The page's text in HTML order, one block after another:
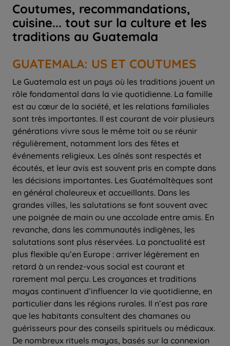
Coutumes, recommandations,
cuisine... tout sur la culture et les
traditions au Guatemala
GUATEMALA: US ET COUTUMES
Le Guatemala est un pays où les traditions jouent un
rôle fondamental dans la vie quotidienne. La famille
est au cœur de la société, et les relations familiales
sont très importantes. Il est courant de voir plusieurs
générations vivre sous le même toit ou se réunir
régulièrement, notamment lors des fêtes et
événements religieux. Les aînés sont respectés et
écoutés, et leur avis est souvent pris en compte dans
les décisions importantes. Les Guatémaltèques sont
en général chaleureux et accueillants. Dans les
grandes villes, les salutations se font souvent avec
une poignée de main ou une accolade entre amis. En
revanche, dans les communautés indigènes, les
salutations sont plus réservées. La ponctualité est
plus flexible qu’en Europe : arriver légèrement en
retard à un rendez-vous social est courant et
rarement mal perçu. Les croyances et traditions
mayas continuent d’influencer la vie quotidienne, en
particulier dans les régions rurales. Il n’est pas rare
que les habitants consultent des chamanes ou
guérisseurs pour des conseils spirituels ou médicaux.
De nombreux rituels mayas, basés sur la connexion